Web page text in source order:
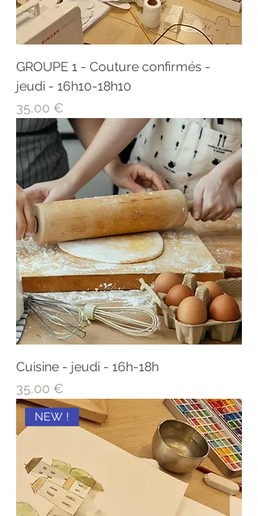
GROUPE 1 - Couture confirmés -
jeudi - 16h10-18h10
Prix
35,00 €
Cuisine - jeudi - 16h-18h
Prix
35,00 €
NEW !